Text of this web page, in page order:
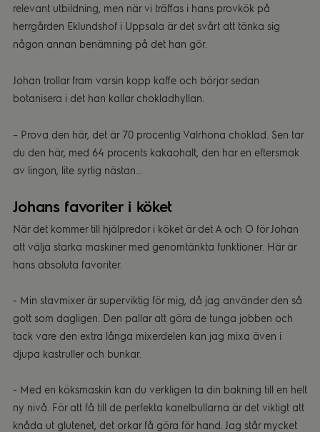
relevant utbildning, men när vi träffas i hans provkök på
herrgården Eklundshof i Uppsala är det svårt att tänka sig
någon annan benämning på det han gör.
Johan trollar fram varsin kopp kaffe och börjar sedan
botanisera i det han kallar chokladhyllan.
– Prova den här, det är 70 procentig Valrhona choklad. Sen tar
du den här, med 64 procents kakaohalt, den har en eftersmak
av lingon, lite syrlig nästan…
Johans favoriter i köket
När det kommer till hjälpredor i köket är det A och O för Johan
att välja starka maskiner med genomtänkta funktioner. Här är
hans absoluta favoriter.
- Min stavmixer är superviktig för mig, då jag använder den så
gott som dagligen. Den pallar att göra de tunga jobben och
tack vare den extra långa mixerdelen kan jag mixa även i
djupa kastruller och bunkar.
- Med en köksmaskin kan du verkligen ta din bakning till en helt
ny nivå. För att få till de perfekta kanelbullarna är det viktigt att
knåda ut glutenet, det orkar få göra för hand. Jag står mycket